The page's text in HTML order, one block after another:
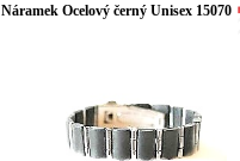
Náramek Ocelový černý Unisex 15070